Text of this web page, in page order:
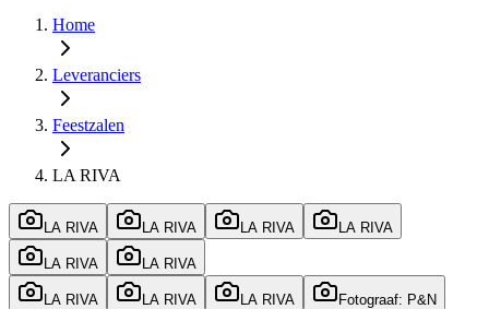
Home
Leveranciers
Feestzalen
LA RIVA
LA RIVA LA RIVA LA RIVA LA RIVA
LA RIVA LA RIVA
LA RIVA LA RIVA LA RIVA Fotograaf: P&N